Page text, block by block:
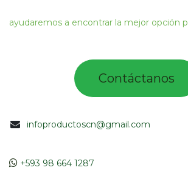
ayudaremos a encontrar la mejor opción
infoproductoscn@gmail.com
+593 98 664 1287
Contác​tano​​​s​​​​​